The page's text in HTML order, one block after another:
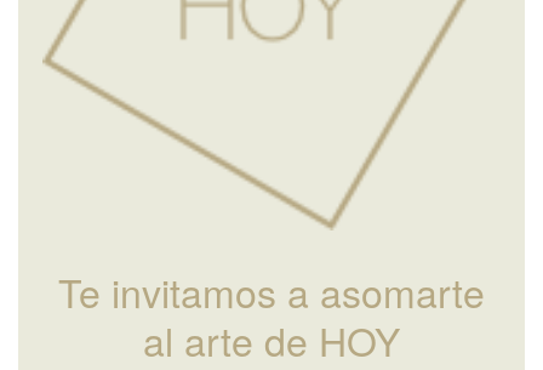
Te invitamos a asomarte
al arte de HOY